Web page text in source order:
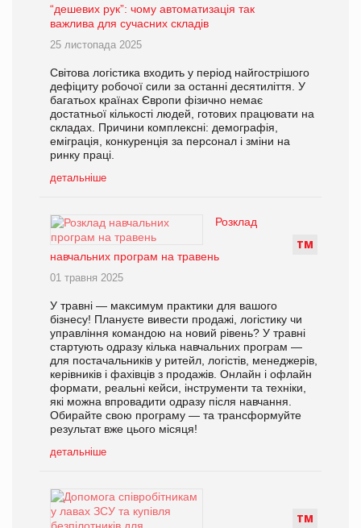
“дешевих рук”: чому автоматизація так
важлива для сучасних складів
25 листопада 2025
Світова логістика входить у період найгострішого
дефіциту робочої сили за останні десятиліття. У
багатьох країнах Європи фізично немає
достатньої кількості людей, готових працювати на
складах. Причини комплексні: демографія,
еміграція, конкуренція за персонал і зміни на
ринку праці.
детальніше
ТМ
Розклад
навчальних програм на травень
01 травня 2025
У травні — максимум практики для вашого
бізнесу! Плануєте вивести продажі, логістику чи
управління командою на новий рівень? У травні
стартують одразу кілька навчальних програм —
для постачальників у ритейл, логістів, менеджерів,
керівників і фахівців з продажів. Онлайн і офлайн
формати, реальні кейси, інструменти та техніки,
які можна впровадити одразу після навчання.
Обирайте свою програму — та трансформуйте
результат вже цього місяця!
детальніше
ТМ